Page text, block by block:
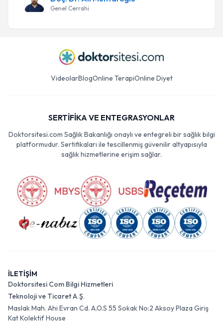
Genel Cerrahi
VideolarBlogOnline TerapiOnline Diyet
SERTİFİKA VE ENTEGRASYONLAR
Doktorsitesi.com Sağlık Bakanlığı onaylı ve entegreli bir sağlık bilgi
platformudur. Sertifikaları ile tescillenmiş güvenilir altyapısıyla
sağlık hizmetlerine erişim sağlar.
İLETİŞİM
Doktorsitesi Com Bilgi Hizmetleri
Teknoloji ve Ticaret A.Ş.
Maslak Mah. Ahi Evran Cd. A.O.S 55 Sokak No:2 Aksoy Plaza Giriş
Kat Kolektif House